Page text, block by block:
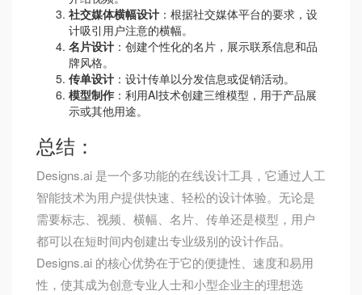
社交媒体横幅设计 ：根据社交媒体平台的要求，设
计吸引用户注意的横幅。
名片设计 ：创建个性化的名片，展示联系信息和品
牌风格。
传单设计 ：设计传单以分发信息或促销活动。
模型制作 ：利用AI技术创建三维模型，用于产品展
示或其他用途。
总结：
Designs.ai 是一个多功能的在线设计工具，它通过人工
智能技术为用户提供快速、轻松的设计体验。无论是
需要标志、视频、横幅、名片、传单还是模型，用户
都可以在短时间内创建出专业级别的设计作品。
Designs.ai 的核心优势在于它的便捷性、速度和易用
性，使其成为创意专业人士和小型企业主的理想选